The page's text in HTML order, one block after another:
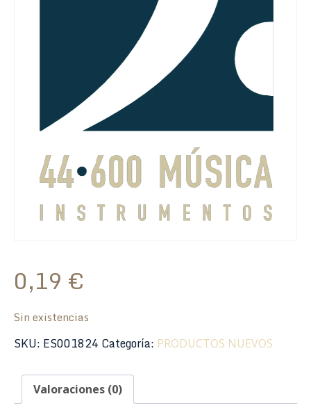
0,19 €
Sin existencias
SKU: ES001824 Categoría: PRODUCTOS NUEVOS
Valoraciones (0)